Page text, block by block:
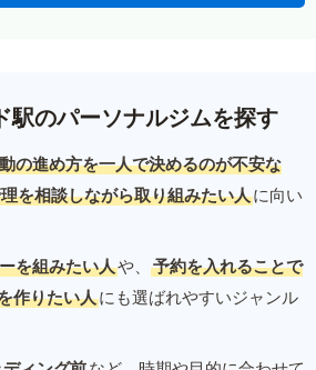
駅のパーソナルジムを探す
の進め方を一人で決めるのが不安な
を相談しながら取り組みたい人に向い
を組みたい人や、
予約を入れることで
作りたい人にも選ばれやすいジャンル